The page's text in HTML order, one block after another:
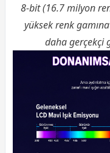
8-bit (16.7 milyon
yüksek renk
daha gerçekçi